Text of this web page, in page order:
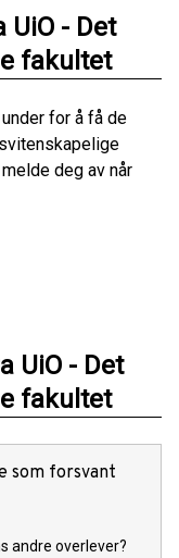
- Det
fakultet
for å få de
deg av når
UiO - Det
fakultet
som forsvant
andre overlever?